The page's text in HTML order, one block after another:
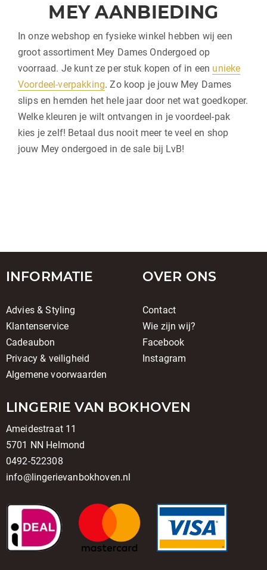
MEY AANBIEDING
In onze webshop en fysieke winkel hebben wij een
groot assortiment Mey Dames Ondergoed op
voorraad. Je kunt ze per stuk kopen of in een unieke
Voordeel-verpakking. Zo koop je jouw Mey Dames
slips en hemden het hele jaar door net wat goedkoper.
Welke kleuren je wilt ontvangen in je voordeel-pak
kies je zelf! Betaal dus nooit meer te veel en shop
jouw Mey ondergoed in de sale bij LvB!
INFORMATIE
Advies & Styling
Klantenservice
Cadeaubon
Privacy & veiligheid
Algemene voorwaarden
OVER ONS
Contact
Wie zijn wij?
Facebook
Instagram
LINGERIE VAN BOKHOVEN
Ameidestraat 11
5701 NN Helmond
0492-522308
info@lingerievanbokhoven.nl